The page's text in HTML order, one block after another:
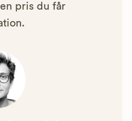
pris du får